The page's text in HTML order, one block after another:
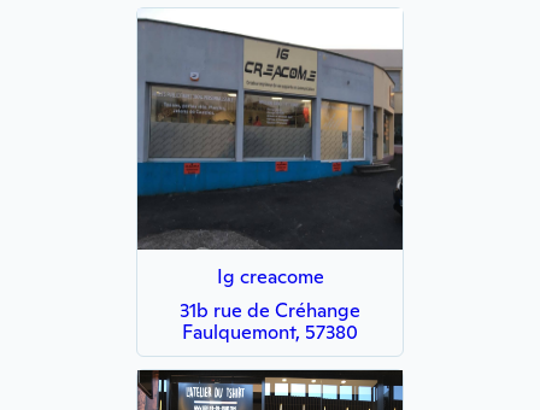
Ig creacome
31b rue de Créhange
Faulquemont, 57380